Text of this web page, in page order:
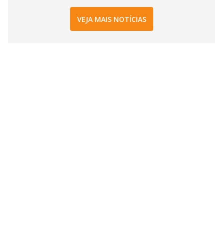
VEJA MAIS NOTÍCIAS